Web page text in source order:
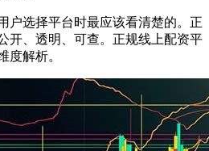
户选择平台时最应该看清楚的。正
开、透明、可查。正规线上配资平
度解析。